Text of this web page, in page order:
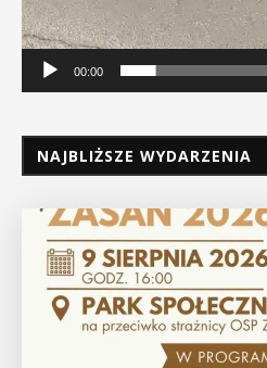
00:00
NAJBLIŻSZE WYDARZENIA